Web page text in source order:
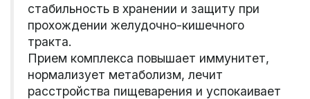
стабильность в хранении и защиту при
прохождении желудочно-кишечного
тракта.
Прием комплекса повышает иммунитет,
нормализует метаболизм, лечит
расстройства пищеварения и успокаивает